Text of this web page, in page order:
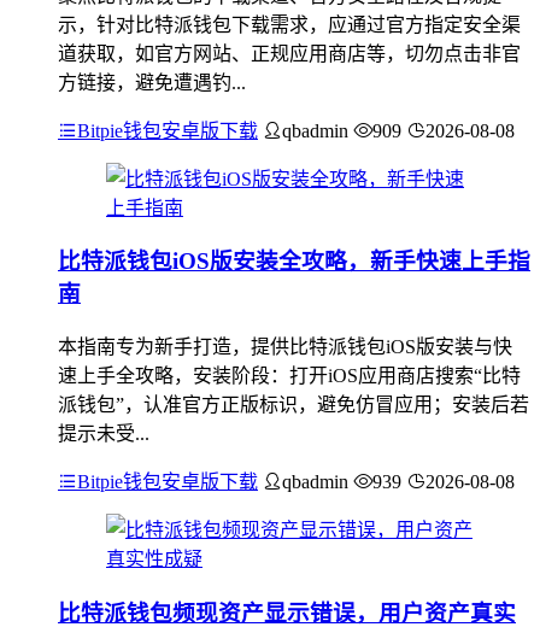
示，针对比特派钱包下载需求，应通过官方指定安全渠
道获取，如官方网站、正规应用商店等，切勿点击非官
方链接，避免遭遇钓...
Bitpie钱包安卓版下载 qbadmin 909 2026-08-08
比特派钱包iOS版安装全攻略，新手快速上手指
南
本指南专为新手打造，提供比特派钱包iOS版安装与快
速上手全攻略，安装阶段：打开iOS应用商店搜索“比特
派钱包”，认准官方正版标识，避免仿冒应用；安装后若
提示未受...
Bitpie钱包安卓版下载 qbadmin 939 2026-08-08
比特派钱包频现资产显示错误，用户资产真实